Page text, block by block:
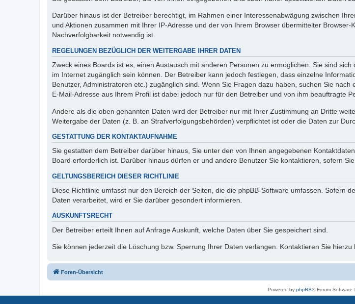
Darüber hinaus ist der Betreiber berechtigt, im Rahmen einer Interessenabwägung zwischen
und Aktionen zusammen mit Ihrer IP-Adresse und der von Ihrem Browser übermittelter
Nachverfolgbarkeit notwendig ist.
REGELUNGEN BEZÜGLICH DER WEITERGABE IHRER DATEN
Zweck eines Boards ist es, einen Austausch mit anderen Personen zu ermöglichen. Sie sind
im Internet zugänglich sein können. Der Betreiber kann jedoch festlegen, dass einzelne
Benutzer, Administratoren etc.) zugänglich sind. Wenn Sie Fragen dazu haben, suchen Sie
E-Mail-Adresse aus Ihrem Profil ist dabei jedoch nur für den Betreiber und von ihm beauftragte
Andere als die oben genannten Daten wird der Betreiber nur mit Ihrer Zustimmung an Dritte
Weitergabe der Daten (z. B. an Strafverfolgungsbehörden) verpflichtet ist oder die Daten zur
GESTATTUNG DER KONTAKTAUFNAHME
Sie gestatten dem Betreiber darüber hinaus, Sie unter den von Ihnen angegebenen
Board erforderlich ist. Darüber hinaus dürfen er und andere Benutzer Sie kontaktieren, sofern
GELTUNGSBEREICH DIESER RICHTLINIE
Diese Richtlinie umfasst nur den Bereich der Seiten, die die phpBB-Software umfassen. Sofern
Daten verarbeitet, wird er Sie darüber gesondert informieren.
AUSKUNFTSRECHT
Der Betreiber erteilt Ihnen auf Anfrage Auskunft, welche Daten über Sie gespeichert sind.
Sie können jederzeit die Löschung bzw. Sperrung Ihrer Daten verlangen. Kontaktieren Sie hierzu
Foren-Übersicht
Powered by phpBB® Forum Software